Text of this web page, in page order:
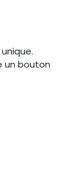
un bouton